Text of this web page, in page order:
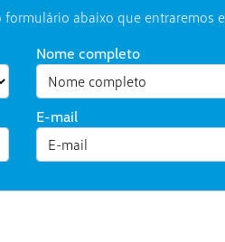
abaixo que entraremos
Nome completo
E-mail